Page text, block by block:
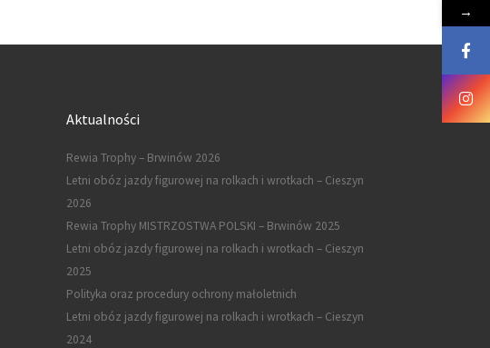
Aktualności
Rewia Trophy – Brwinów 2026
Letni obóz jazdy figurowej na rolkach i wrotkach – Cieszyn
2026
Rewia Trophy MISTRZOSTWA POLSKI – Brwinów 2025
Letni obóz jazdy figurowej na rolkach i wrotkach – Cieszyn
2025
Polityka oraz procedury ochrony małoletnich
Letni obóz jazdy figurowej na rolkach i wrotkach – Cieszyn
2024
→